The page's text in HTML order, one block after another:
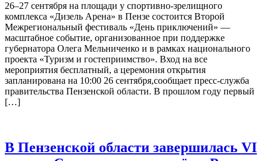
26–27 сентября на площади у спортивно-зрелищного
комплекса «Дизель Арена» в Пензе состоится Второй
Межрегиональный фестиваль «День приключений» —
масштабное событие, организованное при поддержке
губернатора Олега Мельниченко и в рамках национального
проекта «Туризм и гостеприимство». Вход на все
мероприятия бесплатный, а церемония открытия
запланирована на 10:00 26 сентября,сообщает пресс-служба
правительства Пензенской области. В прошлом году первый
[…]
В Пензенской области завершилась VI